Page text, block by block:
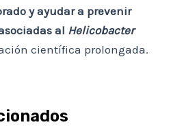
y ayudar a prevenir
al Helicobacter
científica prolongada.